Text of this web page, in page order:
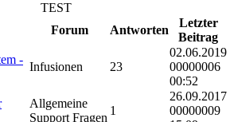
TEST
Forum Antworten
Letzter
Beitrag
-
Infusionen 23
02.06.2019
00000006
00:52
Allgemeine
Support Fragen
1
26.09.2017
00000009